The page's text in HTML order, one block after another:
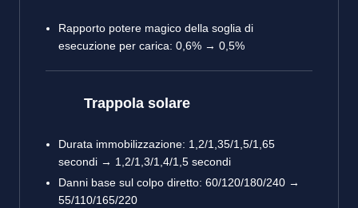
Rapporto potere magico della soglia di
esecuzione per carica: 0,6% → 0,5%
Trappola solare
Durata immobilizzazione: 1,2/1,35/1,5/1,65
secondi → 1,2/1,3/1,4/1,5 secondi
Danni base sul colpo diretto: 60/120/180/240 →
55/110/165/220